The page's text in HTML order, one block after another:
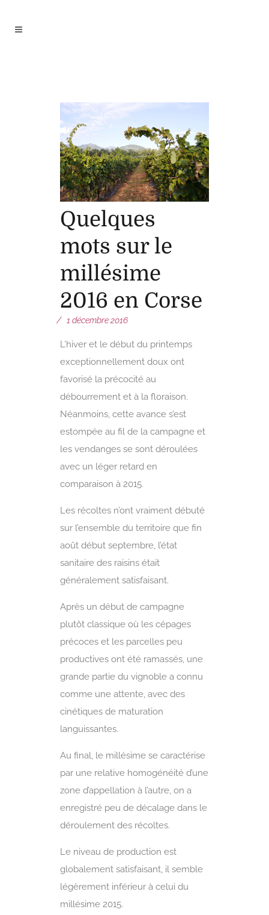
Quelques
mots sur le
millésime
2016 en Corse
1 décembre 2016
L’hiver et le début du printemps
exceptionnellement doux ont
favorisé la précocité au
débourrement et à la floraison.
Néanmoins, cette avance s’est
estompée au fil de la campagne et
les vendanges se sont déroulées
avec un léger retard en
comparaison à 2015.
Les récoltes n’ont vraiment débuté
sur l’ensemble du territoire que fin
août début septembre, l’état
sanitaire des raisins était
généralement satisfaisant.
Après un début de campagne
plutôt classique où les cépages
précoces et les parcelles peu
productives ont été ramassés, une
grande partie du vignoble a connu
comme une attente, avec des
cinétiques de maturation
languissantes.
Au final, le millésime se caractérise
par une relative homogénéité d’une
zone d’appellation à l’autre, on a
enregistré peu de décalage dans le
déroulement des récoltes.
Le niveau de production est
globalement satisfaisant, il semble
légèrement inférieur à celui du
millésime 2015.